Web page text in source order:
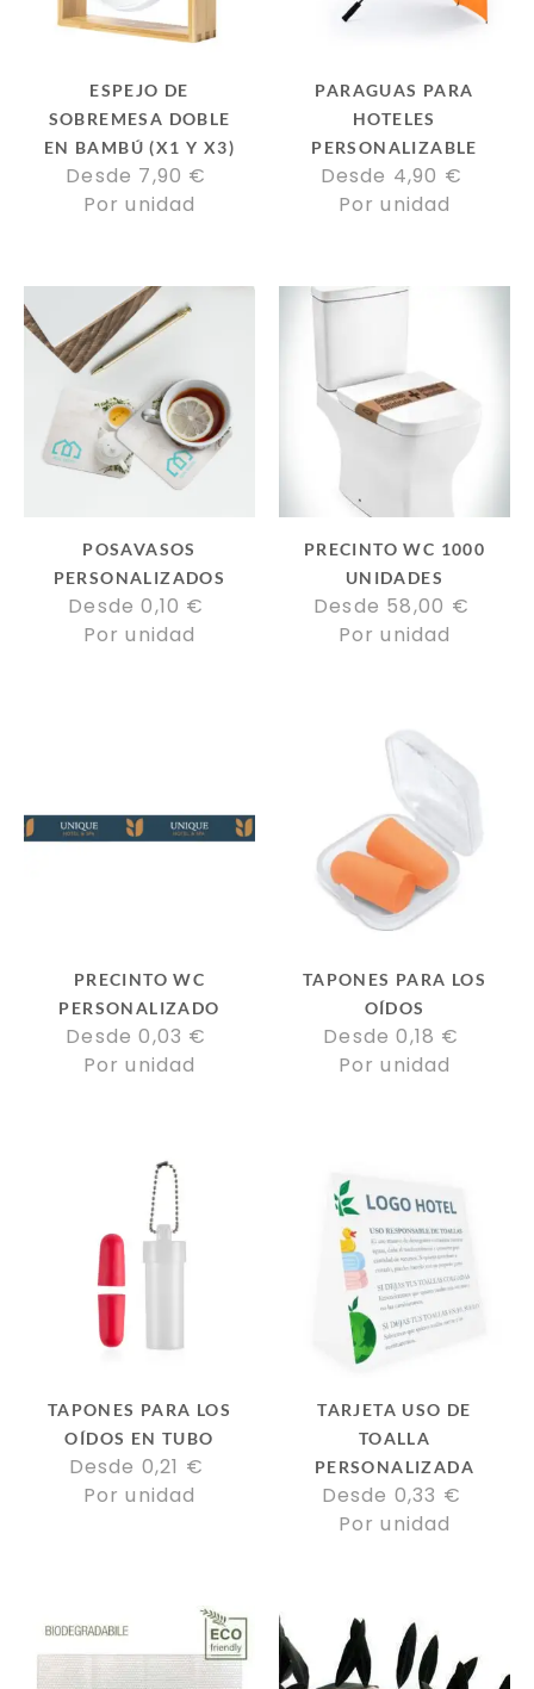
ESPEJO DE
SOBREMESA DOBLE
EN BAMBÚ (X1 Y X3)
Desde 7,90 €
Por unidad
PARAGUAS PARA
HOTELES
PERSONALIZABLE
Desde 4,90 €
Por unidad
POSAVASOS
PERSONALIZADOS
Desde 0,10 €
Por unidad
PRECINTO WC 1000
UNIDADES
Desde 58,00 €
Por unidad
PRECINTO WC
PERSONALIZADO
Desde 0,03 €
Por unidad
TAPONES PARA LOS
OÍDOS
Desde 0,18 €
Por unidad
TAPONES PARA LOS
OÍDOS EN TUBO
Desde 0,21 €
Por unidad
TARJETA USO DE
TOALLA
PERSONALIZADA
Desde 0,33 €
Por unidad